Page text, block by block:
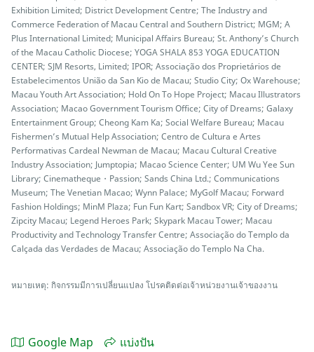
Exhibition Limited; District Development Centre; The Industry and
Commerce Federation of Macau Central and Southern District; MGM; A
Plus International Limited; Municipal Affairs Bureau; St. Anthony’s Church
of the Macau Catholic Diocese; YOGA SHALA 853 YOGA EDUCATION
CENTER; SJM Resorts, Limited; IPOR; Associação dos Proprietários de
Estabelecimentos União da San Kio de Macau; Studio City; Ox Warehouse;
Macau Youth Art Association; Hold On To Hope Project; Macau Illustrators
Association; Macao Government Tourism Office; City of Dreams; Galaxy
Entertainment Group; Cheong Kam Ka; Social Welfare Bureau; Macau
Fishermen’s Mutual Help Association; Centro de Cultura e Artes
Performativas Cardeal Newman de Macau; Macau Cultural Creative
Industry Association; Jumptopia; Macao Science Center; UM Wu Yee Sun
Library; Cinematheque・Passion; Sands China Ltd.; Communications
Museum; The Venetian Macao; Wynn Palace; MyGolf Macau; Forward
Fashion Holdings; MinM Plaza; Fun Fun Kart; Sandbox VR; City of Dreams;
Zipcity Macau; Legend Heroes Park; Skypark Macau Tower; Macau
Productivity and Technology Transfer Centre; Associação do Templo da
Calçada das Verdades de Macau; Associação do Templo Na Cha.
หมายเหตุ: กิจกรรมมีการเปลี่ยนแปลง โปรคติดต่อเจ้าหน่วยงานเจ้าของงาน
Google Map แบ่งปัน